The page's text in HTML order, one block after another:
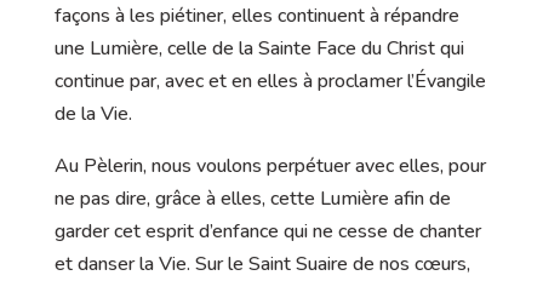
façons à les piétiner, elles continuent à répandre
une Lumière, celle de la Sainte Face du Christ qui
continue par, avec et en elles à proclamer l’Évangile
de la Vie.
Au Pèlerin, nous voulons perpétuer avec elles, pour
ne pas dire, grâce à elles, cette Lumière afin de
garder cet esprit d’enfance qui ne cesse de chanter
et danser la Vie. Sur le Saint Suaire de nos cœurs,